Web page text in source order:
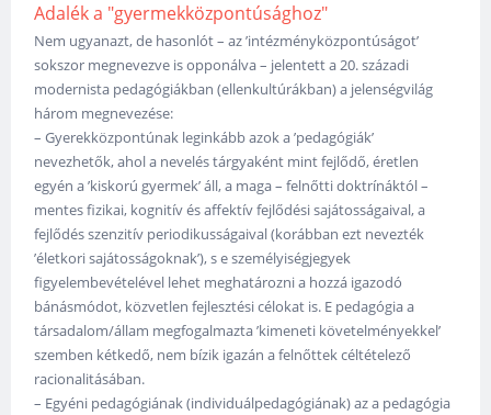
Adalék a "gyermekközpontúsághoz"
Nem ugyanazt, de hasonlót – az ’intézményközpontúságot’
sokszor megnevezve is opponálva – jelentett a 20. századi
modernista pedagógiákban (ellenkultúrákban) a jelenségvilág
három megnevezése:
– Gyerekközpontúnak leginkább azok a ’pedagógiák’
nevezhetők, ahol a nevelés tárgyaként mint fejlődő, éretlen
egyén a ’kiskorú gyermek’ áll, a maga – felnőtti doktrínáktól –
mentes fizikai, kognitív és affektív fejlődési sajátosságaival, a
fejlődés szenzitív periodikusságaival (korábban ezt nevezték
’életkori sajátosságoknak’), s e személyiségjegyek
figyelembevételével lehet meghatározni a hozzá igazodó
bánásmódot, közvetlen fejlesztési célokat is. E pedagógia a
társadalom/állam megfogalmazta ’kimeneti követelményekkel’
szemben kétkedő, nem bízik igazán a felnőttek céltételező
racionalitásában.
– Egyéni pedagógiának (individuálpedagógiának) az a pedagógia